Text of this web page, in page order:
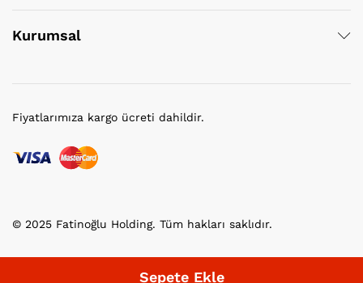
Sepete Ekle
Kurumsal
© 2025 Fatinoğlu Holding. Tüm hakları saklıdır.
Fiyatlarımıza kargo ücreti dahildir.